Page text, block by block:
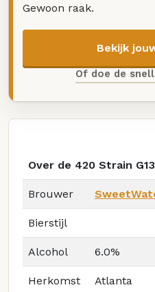
Gewoon raak.
Bekijk
Of doe de
Over de 420 Strain
Brouwer
Bierstijl
Alcohol 6.0%
Herkomst Atlanta